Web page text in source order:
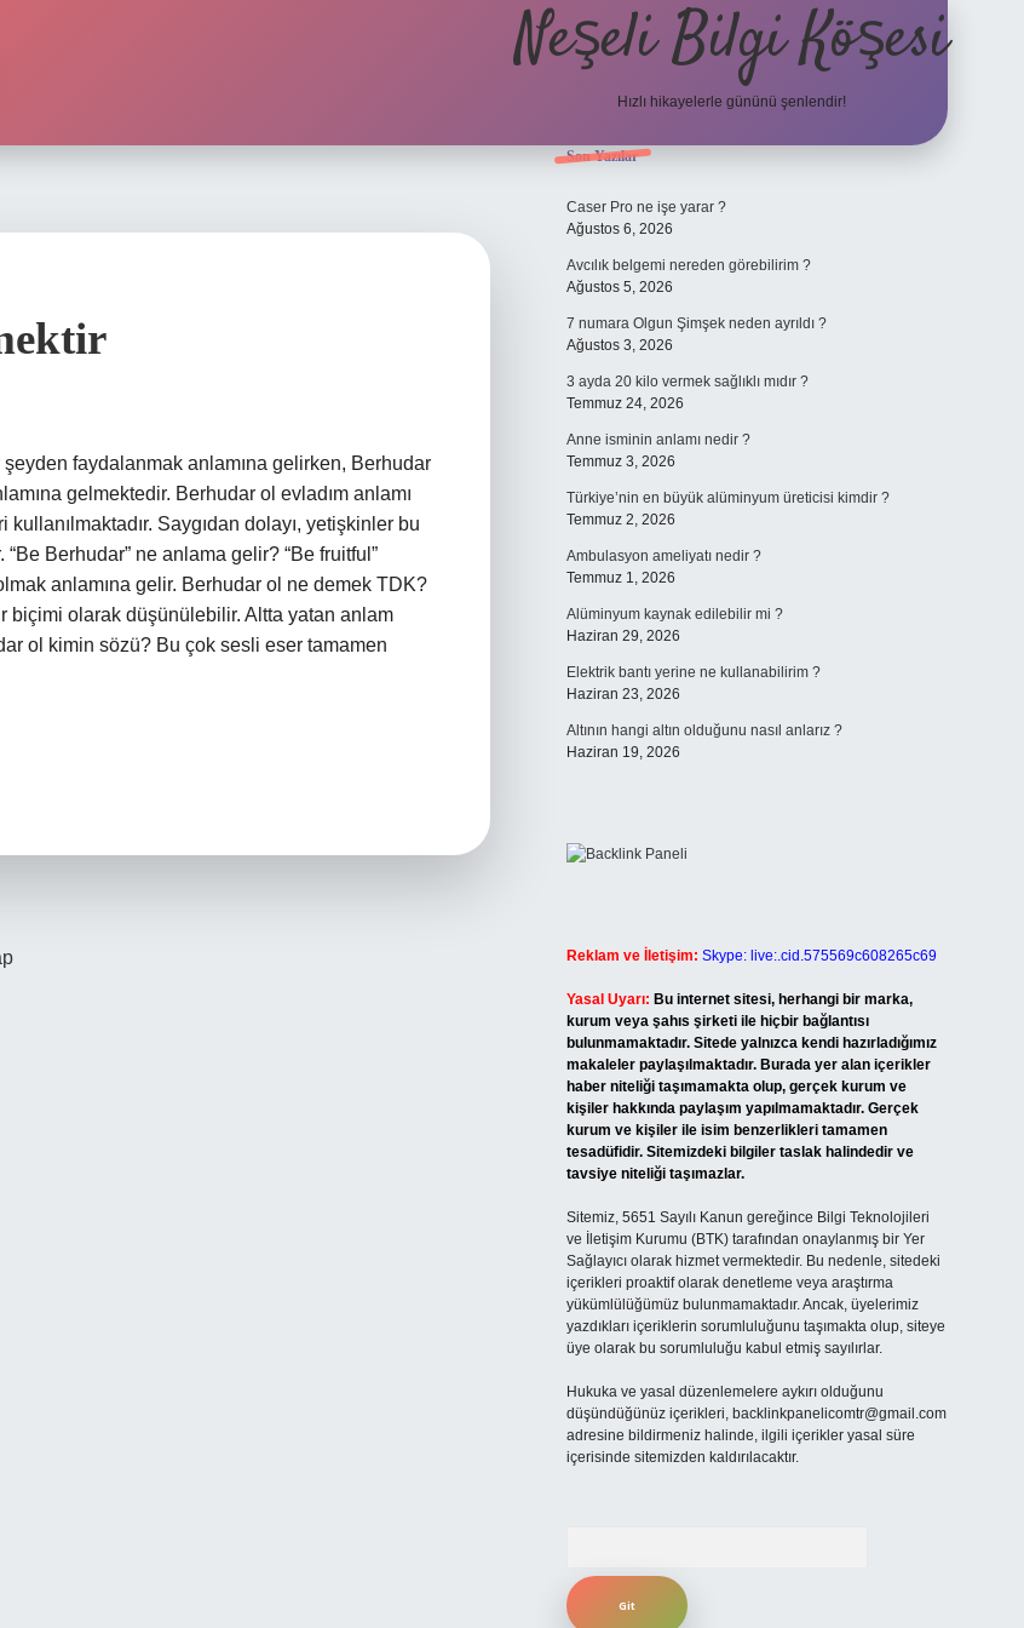
Neşeli Bilgi Köşesi
Hızlı hikayelerle gününü şenlendir!
faydalanmak anlamına gelirken, Berhudar
gelmektedir. Berhudar ol evladım anlamı
Saygıdan dolayı, yetişkinler bu
Berhudar” ne anlama gelir? “Be fruitful”
anlamına gelir. Berhudar ol ne demek TDK?
biçimi olarak düşünülebilir. Altta yatan anlam
ol kimin sözü? Bu çok sesli eser tamamen
Sidebar
Son Yazılar
Caser Pro ne işe yarar ?
Ağustos 6, 2026
Avcılık belgemi nereden görebilirim ?
Ağustos 5, 2026
7 numara Olgun Şimşek neden ayrıldı ?
Ağustos 3, 2026
3 ayda 20 kilo vermek sağlıklı mıdır ?
Temmuz 24, 2026
Anne isminin anlamı nedir ?
Temmuz 3, 2026
Türkiye’nin en büyük alüminyum üreticisi kimdir ?
Temmuz 2, 2026
Ambulasyon ameliyatı nedir ?
Temmuz 1, 2026
Alüminyum kaynak edilebilir mi ?
Haziran 29, 2026
Elektrik bantı yerine ne kullanabilirim ?
Haziran 23, 2026
Altının hangi altın olduğunu nasıl anlarız ?
Haziran 19, 2026
Reklam ve İletişim: Skype: live:.cid.575569c608265c69
Yasal Uyarı: Bu internet sitesi, herhangi bir marka,
kurum veya şahıs şirketi ile hiçbir bağlantısı
bulunmamaktadır. Sitede yalnızca kendi hazırladığımız
makaleler paylaşılmaktadır. Burada yer alan içerikler
haber niteliği taşımamakta olup, gerçek kurum ve
kişiler hakkında paylaşım yapılmamaktadır. Gerçek
kurum ve kişiler ile isim benzerlikleri tamamen
tesadüfidir. Sitemizdeki bilgiler taslak halindedir ve
tavsiye niteliği taşımazlar.
Sitemiz, 5651 Sayılı Kanun gereğince Bilgi Teknolojileri
ve İletişim Kurumu (BTK) tarafından onaylanmış bir Yer
Sağlayıcı olarak hizmet vermektedir. Bu nedenle, sitedeki
içerikleri proaktif olarak denetleme veya araştırma
yükümlülüğümüz bulunmamaktadır. Ancak, üyelerimiz
yazdıkları içeriklerin sorumluluğunu taşımakta olup, siteye
üye olarak bu sorumluluğu kabul etmiş sayılırlar.
Hukuka ve yasal düzenlemelere aykırı olduğunu
düşündüğünüz içerikleri, backlinkpanelicomtr@gmail.com
adresine bildirmeniz halinde, ilgili içerikler yasal süre
içerisinde sitemizden kaldırılacaktır.